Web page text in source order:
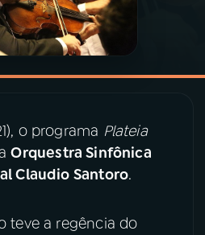
o programa Plateia
Orquestra Sinfônica
Claudio Santoro.
teve a regência do